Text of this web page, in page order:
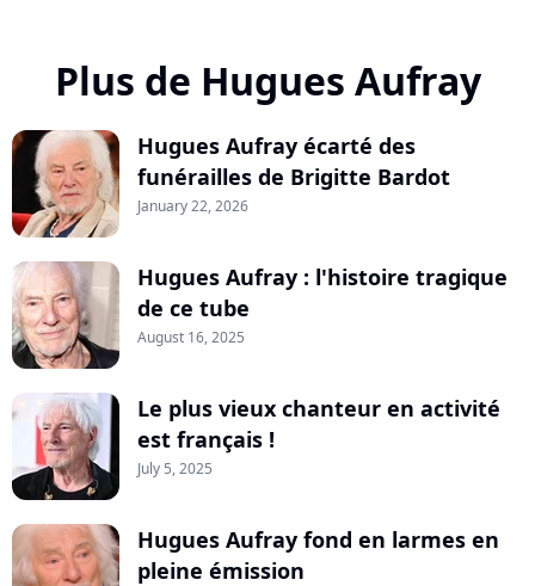
Plus de Hugues Aufray
Hugues Aufray écarté des
funérailles de Brigitte Bardot
January 22, 2026
Hugues Aufray : l'histoire tragique
de ce tube
August 16, 2025
Le plus vieux chanteur en activité
est français !
July 5, 2025
Hugues Aufray fond en larmes en
pleine émission